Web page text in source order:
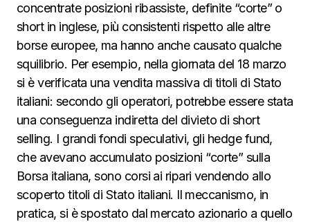
concentrate posizioni ribassiste, definite “corte” o
short in inglese, più consistenti rispetto alle altre
borse europee, ma hanno anche causato qualche
squilibrio. Per esempio, nella giornata del 18 marzo
si è verificata una vendita massiva di titoli di Stato
italiani: secondo gli operatori, potrebbe essere stata
una conseguenza indiretta del divieto di short
selling. I grandi fondi speculativi, gli hedge fund,
che avevano accumulato posizioni “corte” sulla
Borsa italiana, sono corsi ai ripari vendendo allo
scoperto titoli di Stato italiani. Il meccanismo, in
pratica, si è spostato dal mercato azionario a quello